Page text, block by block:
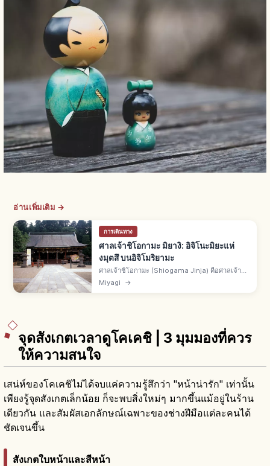
อ่านเพิ่มเติม →
การเดินทาง
ศาลเจ้าชิโอกามะ มิยางิ: อิจิโนะมิยะแห่
งมุตสึ บนอิจิโมริยามะ
ศาลเจ้าชิโอกามะ (Shiogama Jinja) คือศาลเจ้าชิ
โอกามะ จ.มิยางิ อิจิโนะมิยะของแคว้นมุตสึ บนอิจิโม
ริยามะ พรปลอดภัยเดินเรือ คลอดบุตร JR สายเซ็นเซ
Miyagi →
จุดสังเกตเวลาดูโคเคชิ | 3 มุมมองที่ควร
ให้ความสนใจ
เสน่ห์ของโคเคชิไม่ได้จบแค่ความรู้สึกว่า "หน้าน่ารัก" เท่านั้น
เพียงรู้จุดสังเกตเล็กน้อย ก็จะพบสิ่งใหม่ๆ มากขึ้นแม้อยู่ในร้าน
เดียวกัน และสัมผัสเอกลักษณ์เฉพาะของช่างฝีมือแต่ละคนได้
ชัดเจนขึ้น
สังเกตใบหน้าและสีหน้า